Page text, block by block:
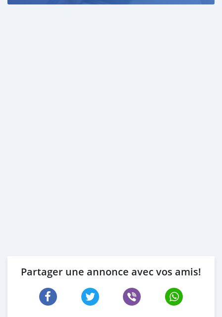
Partager une annonce avec vos amis!